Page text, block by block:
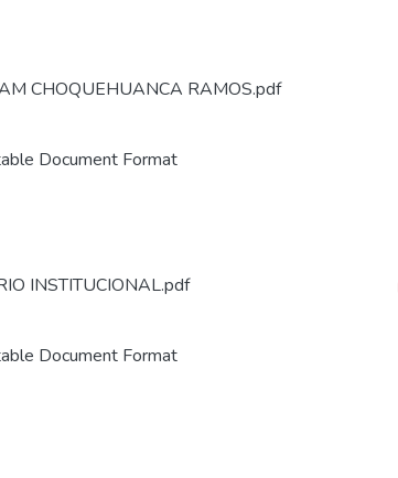
CHOQUEHUANCA RAMOS.pdf
Document Format
INSTITUCIONAL.pdf
Document Format